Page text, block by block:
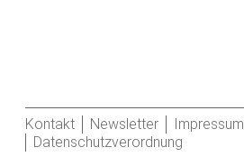
Kontakt Newsletter
Impressum
Datenschutzverordnung